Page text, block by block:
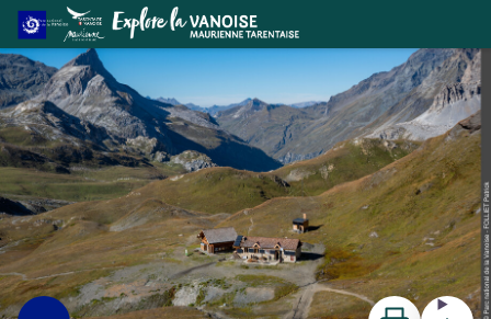
Refuge du Col du Palet - Patrick FOLLIET
Imprimer